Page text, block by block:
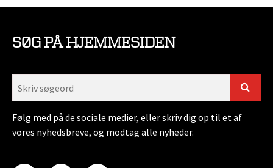
SØG PÅ HJEMMESIDEN
Følg med på de sociale medier, eller skriv dig op til et af
vores nyhedsbreve, og modtag alle nyheder.